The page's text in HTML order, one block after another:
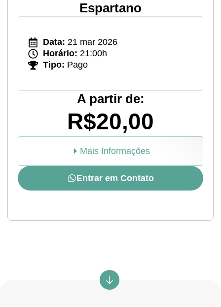
Espartano
Data: 21 mar 2026
Horário: 21:00h
Tipo: Pago
A partir de:
R$20,00
Mais Informações
Entrar em Contato